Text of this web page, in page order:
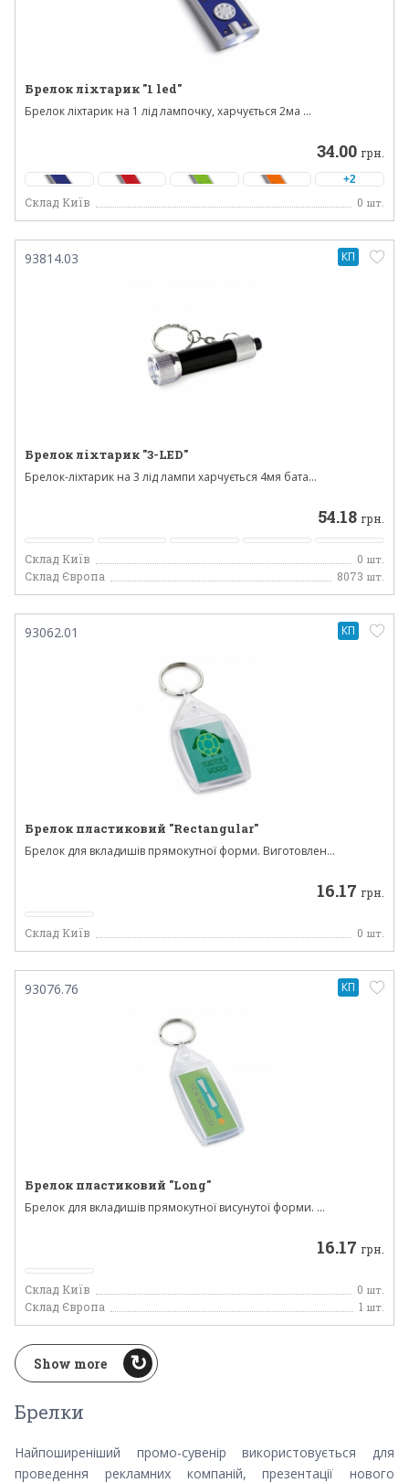
Брелок ліхтарик "1 led"
Брелок ліхтарик на 1 лід лампочку, харчується 2ма ...
34.00 грн.
+2
Склад Київ 0 шт.
93814.03
Брелок ліхтарик "3-LED"
Брелок-ліхтарик на 3 лід лампи харчується 4мя бата...
54.18 грн.
Склад Київ 0 шт.
Склад Європа 8073 шт.
КП
93062.01
Брелок пластиковий "Rectangular"
Брелок для вкладишів прямокутної форми. Виготовлен...
16.17 грн.
Склад Київ 0 шт.
КП
93076.76
Брелок пластиковий "Long"
Брелок для вкладишів прямокутної висунутої форми. ...
16.17 грн.
Склад Київ 0 шт.
Склад Європа 1 шт.
КП
Show more
Брелки
Найпоширеніший промо-сувенір використовується для
проведення рекламних компаній, презентації нового